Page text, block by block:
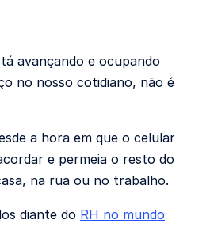
avançando e ocupando
no nosso cotidiano, não é
a hora em que o celular
e permeia o resto do
na rua ou no trabalho.
diante do RH no mundo